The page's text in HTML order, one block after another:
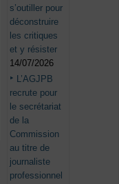
s’outiller pour
déconstruire
les critiques
et y résister
14/07/2026
L’AGJPB
recrute pour
le secrétariat
de la
Commission
au titre de
journaliste
professionnel